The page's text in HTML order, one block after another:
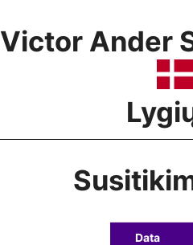
Victor Ander
Data